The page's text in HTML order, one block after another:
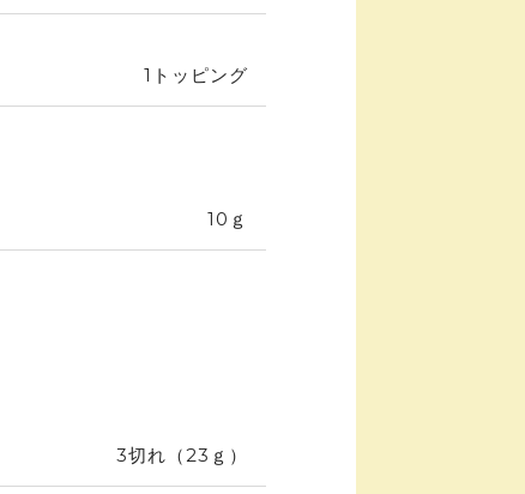
1トッピング
10ｇ
3切れ（23ｇ）